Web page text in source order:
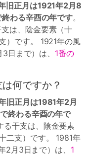
旧正月は1921年2月8
わる辛酉の年です。
は、陰金要素（十
）です。 1921年の風
日まで）は、 1番の
何ですか？
旧正月は1981年2月
終わる辛酉の年で
る干支は、陰金要素
二支）です。 1981年
月3日まで）は、 1